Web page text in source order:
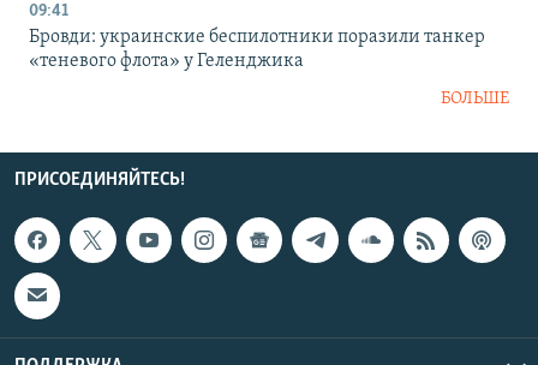
09:41
Бровди: украинские беспилотники поразили танкер
«теневого флота» у Геленджика
БОЛЬШЕ
ПРИСОЕДИНЯЙТЕСЬ!